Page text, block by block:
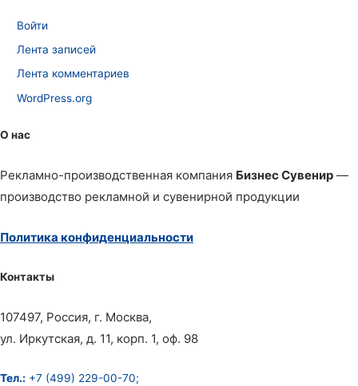
Войти
Лента записей
Лента комментариев
WordPress.org
О нас
Рекламно-производственная компания Бизнес Сувенир —
производство рекламной и сувенирной продукции
Политика конфиденциальности
Контакты
107497, Россия, г. Москва,
ул. Иркутская, д. 11, корп. 1, оф. 98
Тел.: +7 (499) 229-00-70;